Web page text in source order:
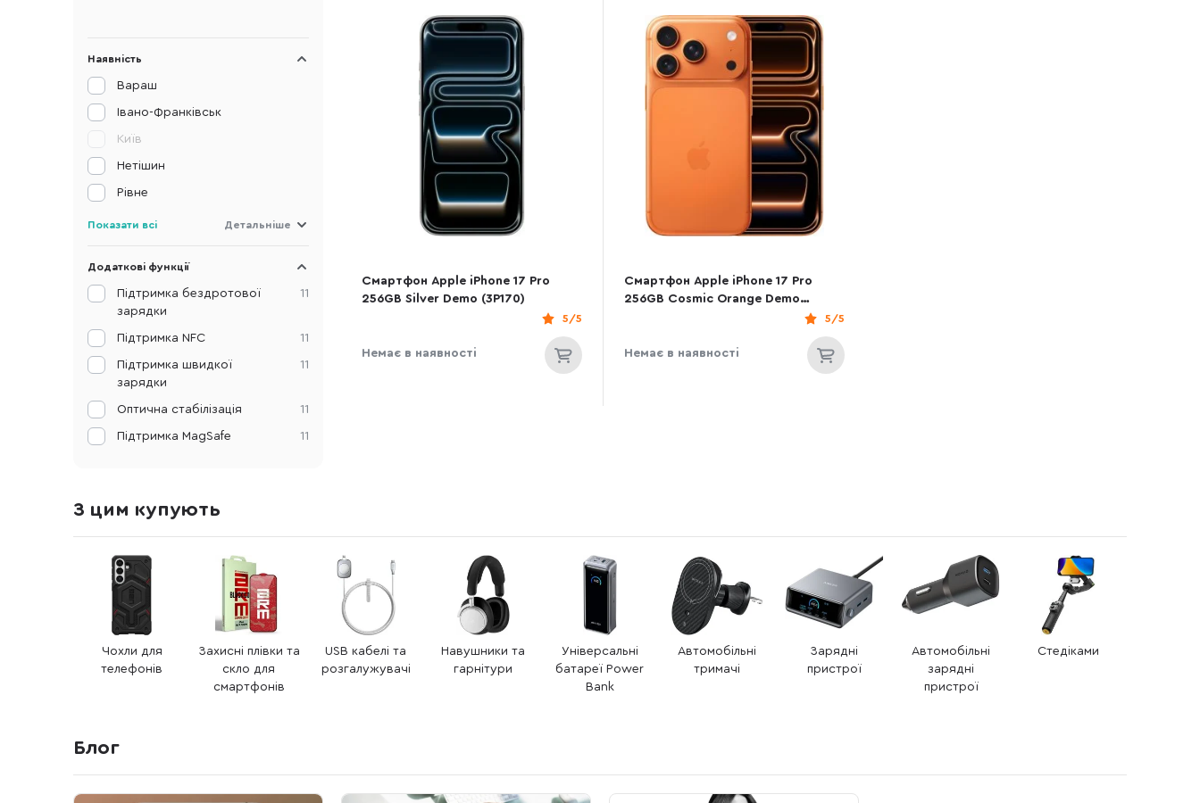
Смартфон Apple iPhone 17 Pro
256GB Silver Demo (3P170)
5/5
Немає в наявності
Смартфон Apple iPhone 17 Pro
256GB Cosmic Orange Demo
5/5
Немає в наявності
Наявність
Вараш
Івано-Франківськ
Київ
Нетішин
Рівне
Показати всі Детальніше
Додаткові функції
11
Підтримка бездротової
зарядки
11
Підтримка NFC
11
Підтримка швидкої
зарядки
11
Оптична стабілізація
11
Підтримка MagSafe
З цим купують
Чохли для
телефонів
Захисні плівки та
скло для
смартфонів
USB кабелі та
розгалужувачі
Навушники та
гарнітури
Універсальні
батареї Power
Bank
Автомобільні
тримачі
Зарядні
пристрої
Автомобільні
зарядні
пристрої
Стедіками
Блог